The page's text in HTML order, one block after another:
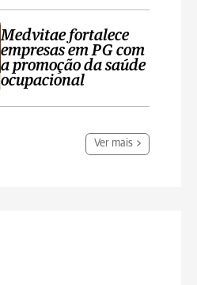
Medvitae fortalece
empresas em PG com
a promoção da saúde
ocupacional
Ver mais